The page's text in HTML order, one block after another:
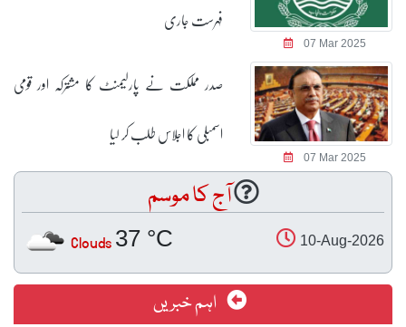
07 Mar 2025
فہرست جاری
07 Mar 2025
صدر مملکت نے پارلیمنٹ کا مشترکہ اور قومی
اسمبلی کا اجلاس طلب کر لیا
آج کا موسم
10-Aug-2026
37 °C
Clouds
اہم خبریں